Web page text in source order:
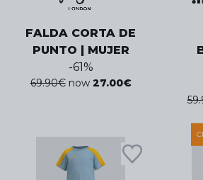
FALDA CORTA DE
PUNTO | MUJER
-61%
69.90€ now 27.00€